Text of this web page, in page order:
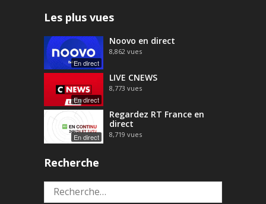
Les plus vues
En direct
Noovo en direct
8,862 vues
En direct
LIVE CNEWS
8,773 vues
En direct
Regardez RT France en
direct
8,719 vues
Recherche
Rechercher :